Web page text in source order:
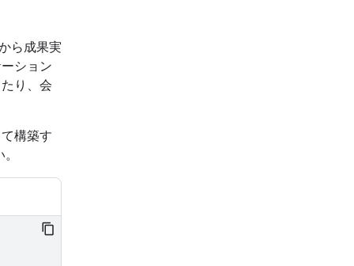
ら成果実
ション
り、会
構築す